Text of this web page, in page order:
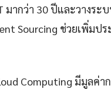
ากว่า 30 ปีและวางระ
Sourcing ช่วยเพิ่ม
Computing มีมูลค่